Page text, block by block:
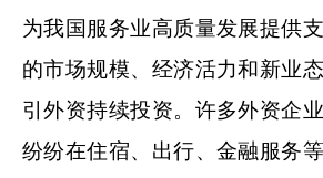
为我国服务业高质量发展提供
的市场规模、经济活力和新业
引外资持续投资。许多外资企
纷纷在住宿、出行、金融服务